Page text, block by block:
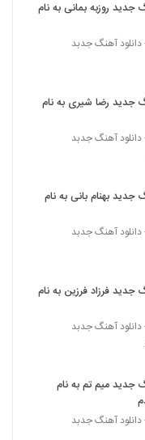
جدید روزبه بمانی به نام
آهنگ جدبد
جدید رضا شیری به نام
آهنگ جدبد
جدید بهنام بانی به نام
آهنگ جدبد
جدید فرزاد فرزین به نام
آهنگ جدبد
جدید میم تم به نام
آهنگ جدبد